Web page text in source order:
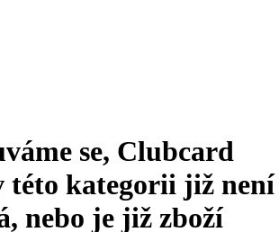
se, Clubcard
této kategorii již není
nebo je již zboží